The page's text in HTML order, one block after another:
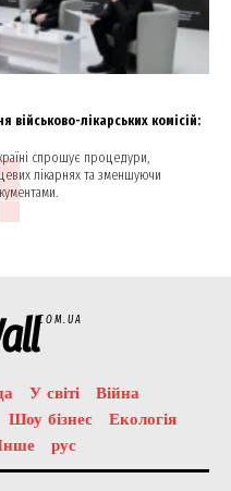
військово-лікарських комісій:
спрощує процедури,
лікарнях та зменшуючи
COM.UA
У світі
Війна
Шоу бізнес
Екологія
рус